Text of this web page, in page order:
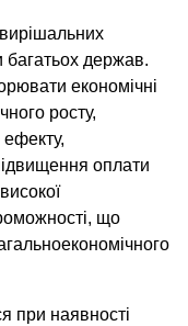
вирішальних
багатьох держав.
економічні
росту,
ефекту,
оплати
що
при наявності